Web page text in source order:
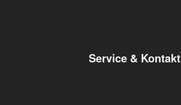
Service & Kontakt